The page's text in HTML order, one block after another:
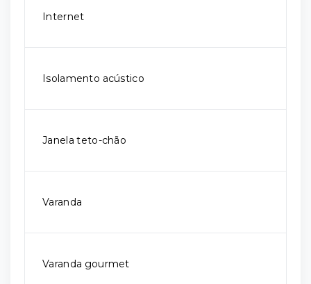
Internet
Isolamento acústico
Janela teto-chão
Varanda
Varanda gourmet